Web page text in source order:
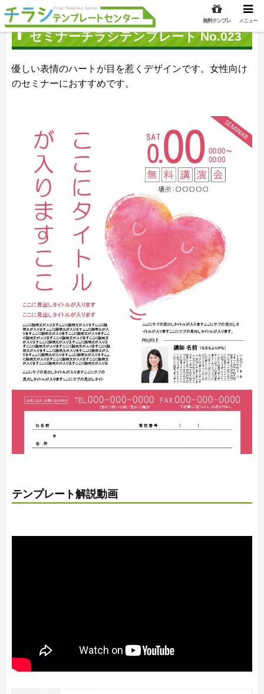
セミナーチラシテンプレート No.023
優しい表情のハートが目を惹くデザインです。女性向け
のセミナーにおすすめです。
テンプレート解説動画
無料テンプレ メニュー